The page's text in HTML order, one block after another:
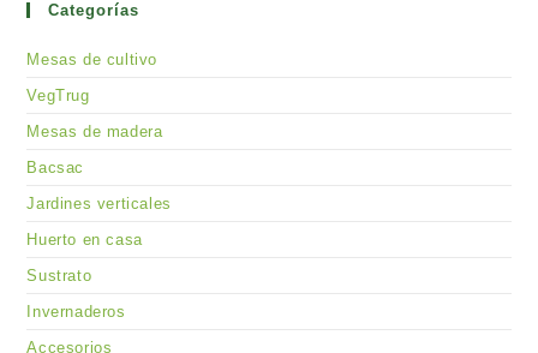
Categorías
Mesas de cultivo
VegTrug
Mesas de madera
Bacsac
Jardines verticales
Huerto en casa
Sustrato
Invernaderos
Accesorios